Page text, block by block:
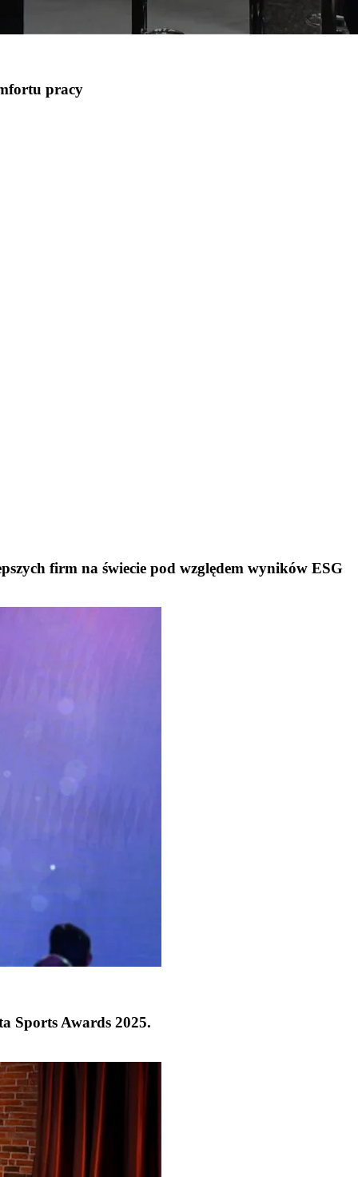
pracy
firm na świecie pod względem wyników ESG
Sports Awards 2025.